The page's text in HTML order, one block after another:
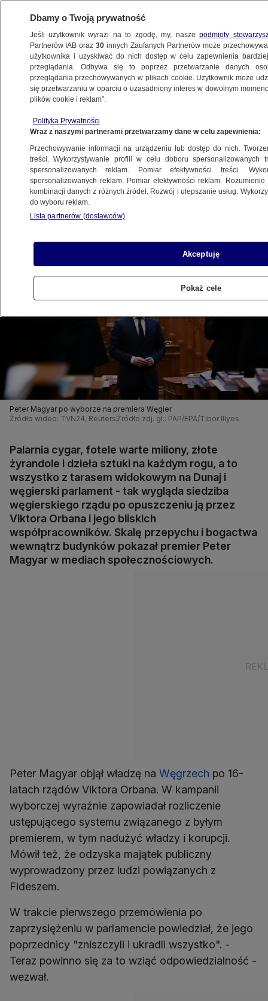
ŚWIAT
w splądrowanym kraju". Magyar zaczyna
rozliczenia
Oprac.Aleksandra Sapeta
12.05.2026, 14:28
Posłuchaj artykułu
Peter Magyar po wyborze na premiera Węgier
Źródło wideo: TVN24, Reuters Źródło zdj. gł.: PAP/EPA/Tibor Illyes
Palarnia cygar, fotele warte miliony, złote
żyrandole i dzieła sztuki na każdym rogu, a to
wszystko z tarasem widokowym na Dunaj i
węgierski parlament - tak wygląda siedziba
węgierskiego rządu po opuszczeniu ją przez
Viktora Orbana i jego bliskich
współpracowników. Skalę przepychu i bogactwa
wewnątrz budynków pokazał premier Peter
Magyar w mediach społecznościowych.
Peter Magyar objął władzę na Węgrzech po 16-
latach rządów Viktora Orbana. W kampanii
wyborczej wyraźnie zapowiadał rozliczenie
ustępującego systemu związanego z byłym
premierem, w tym nadużyć władzy i korupcji.
Mówił też, że odzyska majątek publiczny
wyprowadzony przez ludzi powiązanych z
Fideszem.
W trakcie pierwszego przemówienia po
zaprzysiężeniu w parlamencie powiedział, że jego
poprzednicy "zniszczyli i ukradli wszystko". -
Teraz powinno się za to wziąć odpowiedzialność -
wezwał.
Dbamy o Twoją prywatność
Jeśli użytkownik wyrazi na to zgodę, my, naszepodmioty
Partnerów IAB oraz30 innych Zaufanych Partnerów może
użytkownika i uzyskiwać do nich dostęp w celu zapewnienia
przeglądania. Odbywa się to poprzez przetwarzanie danych
przeglądania przechowywanych w plikach cookie. Użytkownik może
się przetwarzaniu w oparciu o uzasadniony interes w dowolnym
plików cookie i reklam”.
Polityka Prywatności
Wraz z naszymi partnerami przetwarzamy dane w celu zapewnienia:
Przechowywanie informacji na urządzeniu lub dostęp do nich.
treści. Wykorzystywanie profili w celu doboru spersonalizowanych
spersonalizowanych reklam. Pomiar efektywności treści.
spersonalizowanych reklam. Pomiar efektywności reklam.
kombinacji danych z różnych źródeł. Rozwój i ulepszanie usług.
do wyboru reklam.
Lista partnerów (dostawców)
Akceptuję
Pokaż cele